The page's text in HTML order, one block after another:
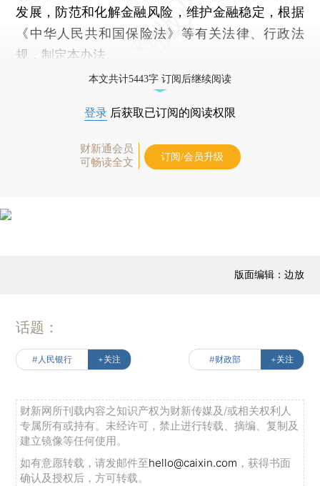
发展，防范和化解金融风险，维护金融稳定，根据
《中华人民共和国保险法》等有关法律、行政法
规，制定本办法。
本文共计5443字 订阅后继续阅读
登录 后获取已订阅的阅读权限
财新通会员
可畅读全文
订阅/会员升级
版面编辑：边放
话题：
#人民银行 +关注 #财政部 +关注
财新网所刊载内容之知识产权为财新传媒及/或相关权利人
专属所有或持有。未经许可，禁止进行转载、摘编、复制及
建立镜像等任何使用。
如有意愿转载，请发邮件至hello@caixin.com ，获得书面
确认及授权后，方可转载。